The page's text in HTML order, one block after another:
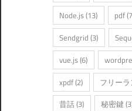
Node.js(13) pdf
Sendgrid (3)
vue.js(6)
xpdf(2) フリー
昔話(3) 秘密鍵